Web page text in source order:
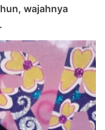
wajahnya